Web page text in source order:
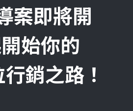
案即將開
始你的
銷之路！